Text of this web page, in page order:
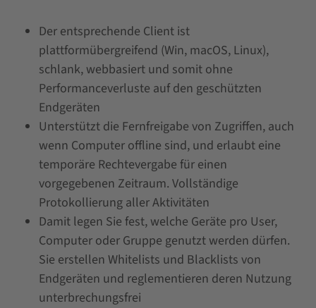
Der entsprechende Client ist
plattformübergreifend (Win, macOS, Linux),
schlank, webbasiert und somit ohne
Performanceverluste auf den geschützten
Endgeräten
Unterstützt die Fernfreigabe von Zugriffen, auch
wenn Computer offline sind, und erlaubt eine
temporäre Rechtevergabe für einen
vorgegebenen Zeitraum. Vollständige
Protokollierung aller Aktivitäten
Damit legen Sie fest, welche Geräte pro User,
Computer oder Gruppe genutzt werden dürfen.
Sie erstellen Whitelists und Blacklists von
Endgeräten und reglementieren deren Nutzung
unterbrechungsfrei